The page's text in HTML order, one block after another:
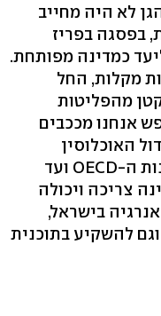
לא היה מחייב
בפסגה בפריז
כמדינה מפותחת.
מקלות, החל
מהפליטות
אנחנו מככבים
האוכלוסין
בישראל שהוא גבוה יחסית למדינות ה-OECD ועד
צריכה ויכולה
בישראל,
להשקיע בתוכנית